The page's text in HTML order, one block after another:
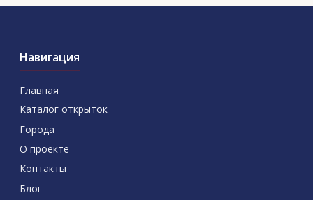
Навигация
Главная
Каталог открыток
Города
О проекте
Контакты
Блог